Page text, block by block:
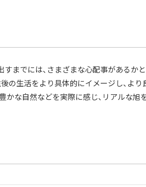
までには、さまざまな心配事があるか
の生活をより具体的にイメージし、よ
かな自然などを実際に感じ、リアルな旭